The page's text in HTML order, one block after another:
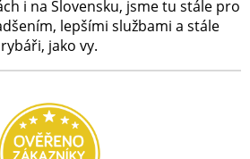
i na Slovensku, jsme tu stále pro
lepšími službami a stále
rybáři, jako vy.